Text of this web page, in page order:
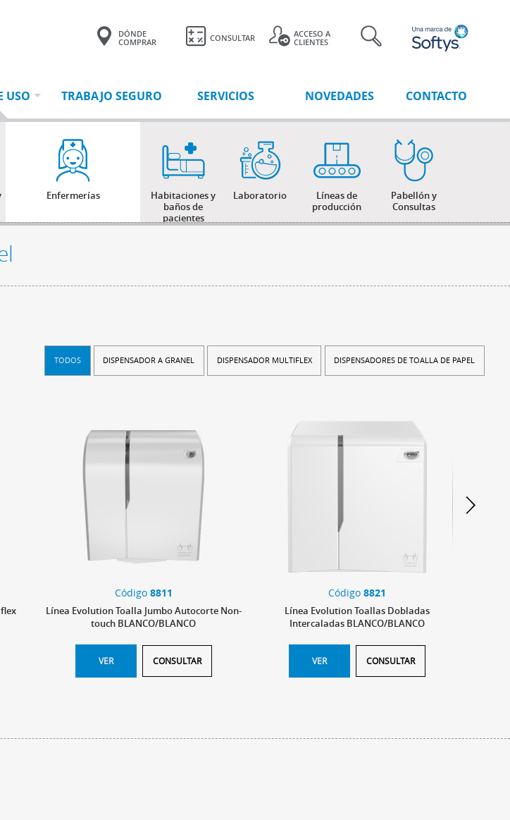
DÓNDE
COMPRAR
CONSULTAR
ACCESO A
CLIENTES
USO TRABAJO SEGURO SERVICIOS NOVEDADES CONTACTO
Enfermerías
Habitaciones y
baños de
pacientes
Laboratorio
Líneas de
producción
Pabellón y
Consultas
TODOS DISPENSADOR A GRANEL DISPENSADOR MULTIFLEX DISPENSADORES DE TOALLA DE PAPEL
Código 8811
Línea Evolution Toalla Jumbo Autocorte Non-
touch BLANCO/BLANCO
VER CONSULTAR
Código8821
Línea Evolution Toallas Dobladas
Intercaladas BLANCO/BLANCO
VER CONSULTAR